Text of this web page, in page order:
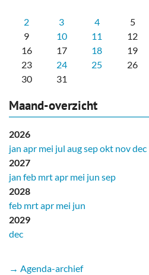
2
3 4 5
9
10 11 12
16
17 18 19
23
24 25 26
30
31
Maand-overzicht
2026
jan apr mei jul augsepokt novdec
2027
jan feb mrtapr mei jun sep
2028
feb mrtapr mei jun
2029
dec
→ Agenda-archief